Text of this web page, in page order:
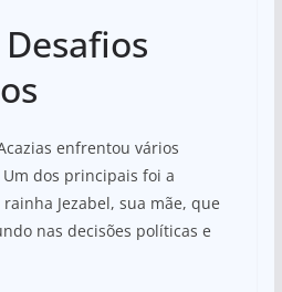
enfrentou vários
dos principais foi a
Jezabel, sua mãe, que
nas decisões políticas e